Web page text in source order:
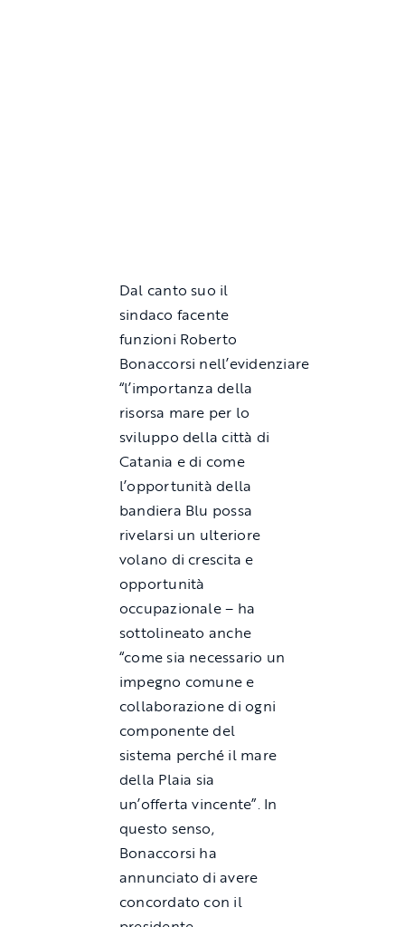
Dal canto suo il
sindaco facente
funzioni Roberto
Bonaccorsi nell’evidenziare
“l’importanza della
risorsa mare per lo
sviluppo della città di
Catania e di come
l’opportunità della
bandiera Blu possa
rivelarsi un ulteriore
volano di crescita e
opportunità
occupazionale – ha
sottolineato anche
“come sia necessario un
impegno comune e
collaborazione di ogni
componente del
sistema perché il mare
della Plaia sia
un’offerta vincente”. In
questo senso,
Bonaccorsi ha
annunciato di avere
concordato con il